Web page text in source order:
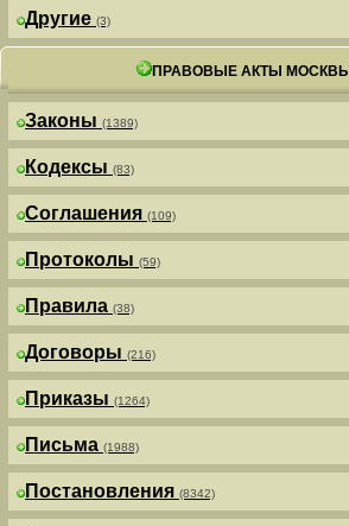
Другие (3)
ПРАВОВЫЕ АКТЫ МОСКВЫ
Законы (1389)
Кодексы (83)
Соглашения (109)
Протоколы (59)
Правила (38)
Договоры (216)
Приказы (1264)
Письма (1988)
Постановления (8342)